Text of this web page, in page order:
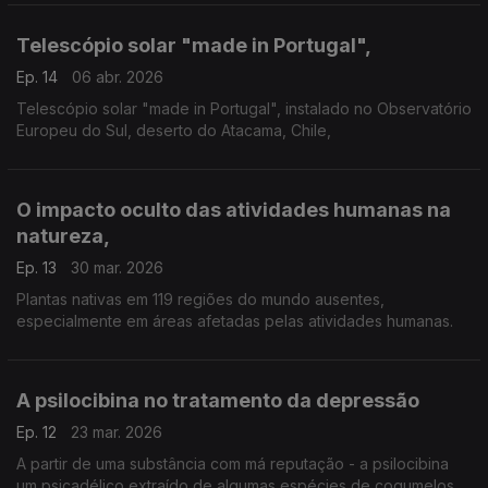
Telescópio solar "made in Portugal",
Ep. 14
06 abr. 2026
Telescópio solar "made in Portugal", instalado no Observatório
Europeu do Sul, deserto do Atacama, Chile,
O impacto oculto das atividades humanas na
natureza,
Ep. 13
30 mar. 2026
Plantas nativas em 119 regiões do mundo ausentes,
especialmente em áreas afetadas pelas atividades humanas.
A psilocibina no tratamento da depressão
Ep. 12
23 mar. 2026
A partir de uma substância com má reputação - a psilocibina